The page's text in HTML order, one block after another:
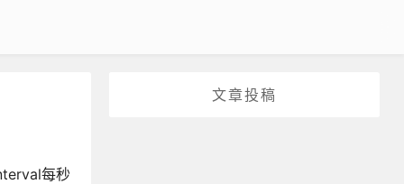
文章投稿
每秒